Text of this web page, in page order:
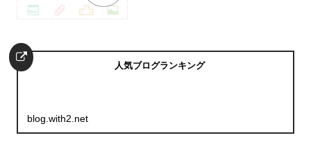
人気ブログランキング
blog.with2.net